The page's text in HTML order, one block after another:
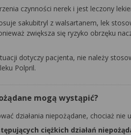
czynności nerek i jest leczony
sakubitryl z walsartanem, lek
zwiększa się ryzyko obrzęku
dotyczy pacjenta, nie należy
Polpril.
mogą wystąpić?
działania niepożądane, chociaż nie
ciężkich działań